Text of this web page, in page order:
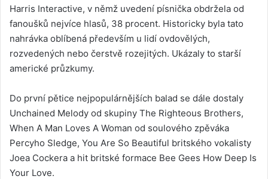
Harris Interactive, v němž uvedení písnička obdržela od
fanoušků nejvíce hlasů, 38 procent. Historicky byla tato
nahrávka oblíbená především u lidí ovdovělých,
rozvedených nebo čerstvě rozejitých. Ukázaly to starší
americké průzkumy.
Do první pětice nejpopulárnějších balad se dále dostaly
Unchained Melody od skupiny The Righteous Brothers,
When A Man Loves A Woman od soulového zpěváka
Percyho Sledge, You Are So Beautiful britského vokalisty
Joea Cockera a hit britské formace Bee Gees How Deep Is
Your Love.